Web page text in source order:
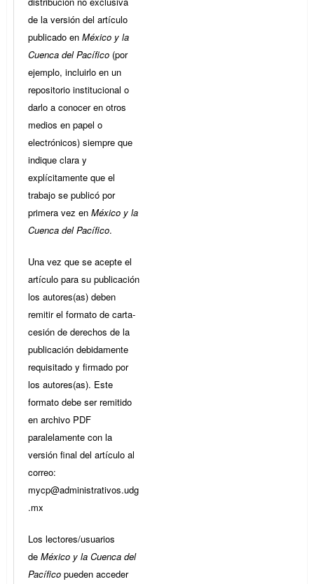
de la versión del artículo
publicado en México y la
Cuenca del Pacífico (por
ejemplo, incluirlo en un
repositorio institucional o
darlo a conocer en otros
medios en papel o
electrónicos) siempre que
indique clara y
explícitamente que el
trabajo se publicó por
primera vez en México y la
Cuenca del Pacífico.
Una vez que se acepte el
artículo para su publicación
los autores(as) deben
remitir el formato de carta-
cesión de derechos de la
publicación debidamente
requisitado y firmado por
los autores(as). Este
formato debe ser remitido
en archivo PDF
paralelamente con la
versión final del artículo al
correo:
mycp@administrativos.udg
.mx
Los lectores/usuarios
de México y la Cuenca del
Pacífico pueden acceder